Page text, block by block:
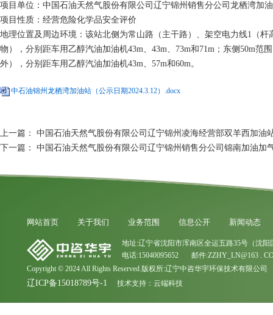
项目单位：中国石油天然气股份有限公司辽宁锦州销售分公司龙栖湾加
项目性质：经营危险化学品安全评价
地理位置及周边环境：该站北侧为常山路（主干路）、架空电力线1（
物），分别距车用乙醇汽油加油机43m、43m、73m和71m；东侧50m
外），分别距车用乙醇汽油加油机43m、57m和60m。
中石油锦州龙栖湾加油站（公示日期2024.3.12）.docx
上一篇： 中国石油天然气股份有限公司辽宁锦州凌海经营部双羊西加油
下一篇： 中国石油天然气股份有限公司辽宁锦州销售分公司锦南加油加
网站首页 关于我们 业务范围 信息公开 新闻动态
地址:辽宁省沈阳市浑南区全运五路35号（沈阳
电话:15040095652 邮件:ZZHY_LN@163 .
Copyright © 2024 All Rights Reserved.版权所:辽宁中咨华宇环保技术有限公司
辽ICP备15018789号-1 技术支持： 云端科技